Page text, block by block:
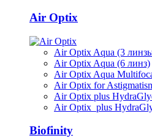
Air Optix
Air Optix Aqua (3
Air Optix Aqua (6 линз)
Air Optix Aqua
Air Optix for
Air Optix plus
Air Optix plus
Biofinity